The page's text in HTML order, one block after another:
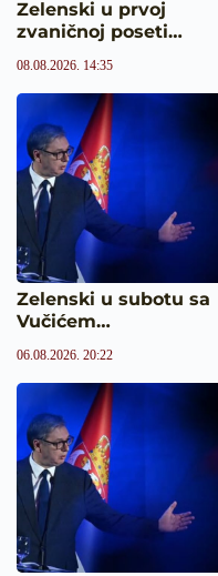
Zelenski u prvoj
zvaničnoj poseti…
08.08.2026. 14:35
Zelenski u subotu sa
Vučićem…
06.08.2026. 20:22